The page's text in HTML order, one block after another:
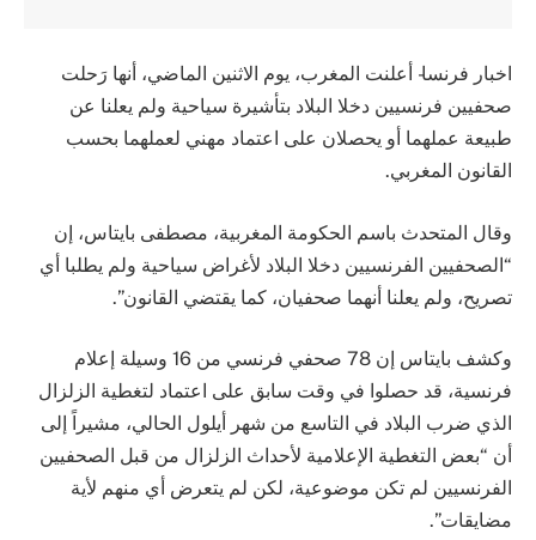
اخبار فرنسا- أعلنت المغرب، يوم الاثنين الماضي، أنها رَحلت
صحفيين فرنسيين دخلا البلاد بتأشيرة سياحية ولم يعلنا عن
طبيعة عملهما أو يحصلان على اعتماد مهني لعملهما بحسب
القانون المغربي.
وقال المتحدث باسم الحكومة المغربية، مصطفى بايتاس، إن
“الصحفيين الفرنسيين دخلا البلاد لأغراض سياحية ولم يطلبا أي
تصريح، ولم يعلنا أنهما صحفيان، كما يقتضي القانون”.
وكشف بايتاس إن 78 صحفي فرنسي من 16 وسيلة إعلام
فرنسية، قد حصلوا في وقت سابق على اعتماد لتغطية الزلزال
الذي ضرب البلاد في التاسع من شهر أيلول الحالي، مشيراً إلى
أن “بعض التغطية الإعلامية لأحداث الزلزال من قبل الصحفيين
الفرنسيين لم تكن موضوعية، لكن لم يتعرض أي منهم لأية
مضايقات”.